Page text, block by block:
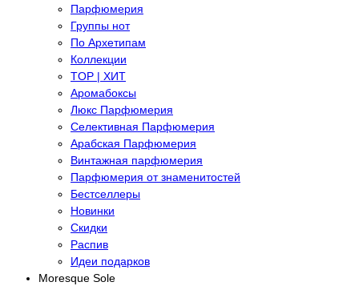
Парфюмерия
Группы нот
По Архетипам
Коллекции
TOP | ХИТ
Аромабоксы
Люкс Парфюмерия
Селективная Парфюмерия
Арабская Парфюмерия
Винтажная парфюмерия
Парфюмерия от знаменитостей
Бестселлеры
Новинки
Скидки
Распив
Идеи подарков
Moresque Sole